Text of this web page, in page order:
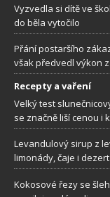
Vyzvedla si dítě ve
do běla vytočilo
Přání postaršího
však předvedl výkon
Recepty a vaření
Velký test
se značně liší cenou i
Levandulový sirup z
limonády, čaje i
Kokosové řezy se